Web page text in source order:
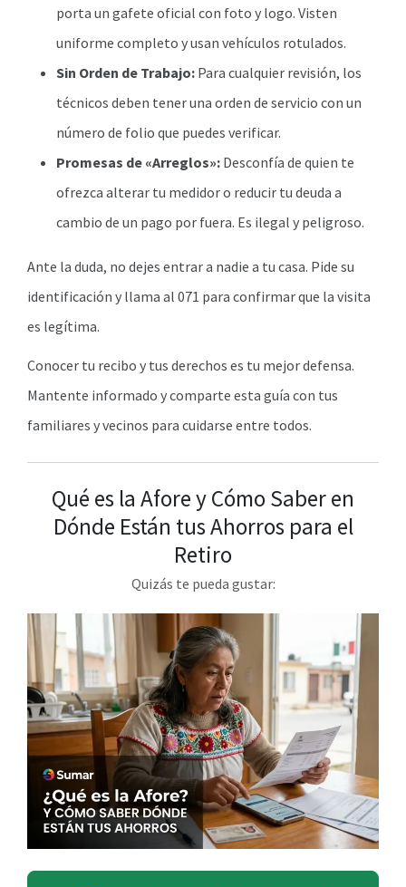
porta un gafete oficial con foto y logo. Visten
uniforme completo y usan vehículos rotulados.
Sin Orden de Trabajo: Para cualquier revisión, los
técnicos deben tener una orden de servicio con un
número de folio que puedes verificar.
Promesas de «Arreglos»: Desconfía de quien te
ofrezca alterar tu medidor o reducir tu deuda a
cambio de un pago por fuera. Es ilegal y peligroso.
Ante la duda, no dejes entrar a nadie a tu casa. Pide su
identificación y llama al 071 para confirmar que la visita
es legítima.
Conocer tu recibo y tus derechos es tu mejor defensa.
Mantente informado y comparte esta guía con tus
familiares y vecinos para cuidarse entre todos.
Qué es la Afore y Cómo Saber en
Dónde Están tus Ahorros para el
Retiro
Quizás te pueda gustar: